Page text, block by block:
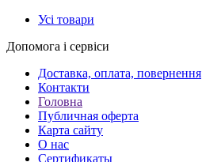
Усі товари
Допомога і сервіси
Доставка, оплата, повернення
Контакти
Головна
Публичная оферта
Карта сайту
О нас
Сертификаты